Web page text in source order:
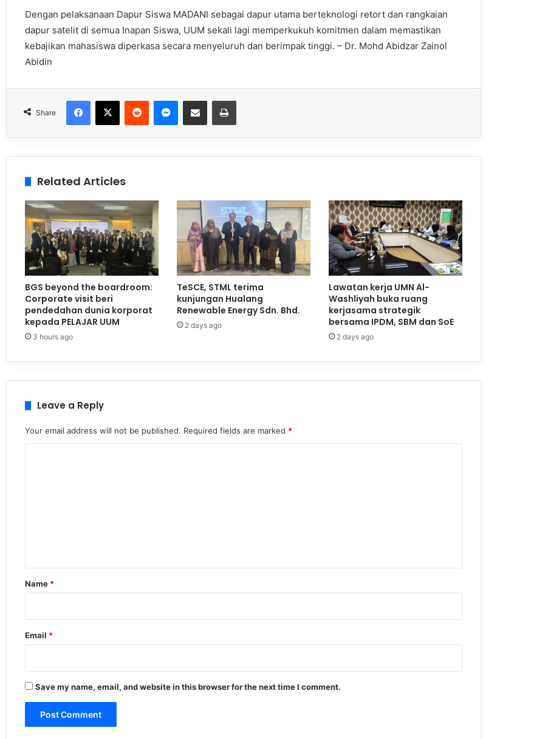
Dengan pelaksanaan Dapur Siswa MADANI sebagai dapur utama berteknologi retort dan rangkaian
dapur satelit di semua Inapan Siswa, UUM sekali lagi memperkukuh komitmen dalam memastikan
kebajikan mahasiswa diperkasa secara menyeluruh dan berimpak tinggi. – Dr. Mohd Abidzar Zainol
Abidin
Share
Related Articles
BGS beyond the boardroom:
Corporate visit beri
pendedahan dunia korporat
kepada PELAJAR UUM
3 hours ago
TeSCE, STML terima
kunjungan Hualang
Renewable Energy Sdn. Bhd.
2 days ago
Lawatan kerja UMN Al-
Washliyah buka ruang
kerjasama strategik
bersama IPDM, SBM dan SoE
2 days ago
Leave a Reply
Your email address will not be published. Required fields are marked *
*
Name *
Email *
Save my name, email, and website in this browser for the next time I comment.